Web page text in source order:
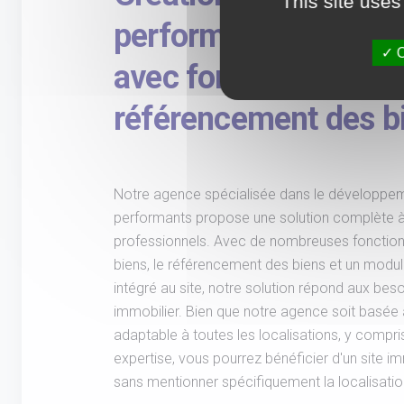
performant pour
avec fonctionnalités
référencement des
Notre agence spécialisée dans le
performants propose une solution complète
professionnels. Avec de nombreuses
biens, le référencement des biens et un
intégré au site, notre solution répond aux
immobilier. Bien que notre agence soit
adaptable à toutes les localisations, y
expertise, vous pourrez bénéficier d'un site
sans mentionner spécifiquement la